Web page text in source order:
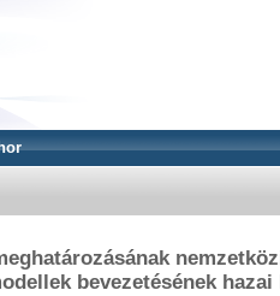
bevezetésének hazai